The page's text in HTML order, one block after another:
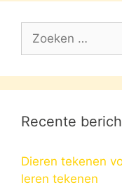
Zoek
Recente
Dieren tekenen
leren tekenen